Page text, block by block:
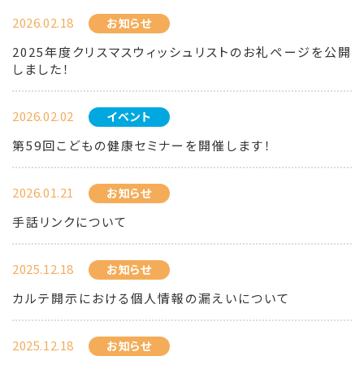
2026.02.18 お知らせ
2025年度クリスマスウィッシュリストのお礼ページを公開
しました！
2026.02.02 イベント
第59回こどもの健康セミナーを開催します！
2026.01.21 お知らせ
手話リンクについて
2025.12.18 お知らせ
カルテ開示における個人情報の漏えいについて
2025.12.18 お知らせ